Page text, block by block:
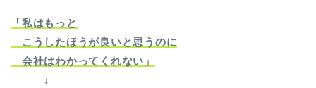
「私はもっと
こうしたほうが良いと思うのに
会社はわかってくれない」
↓